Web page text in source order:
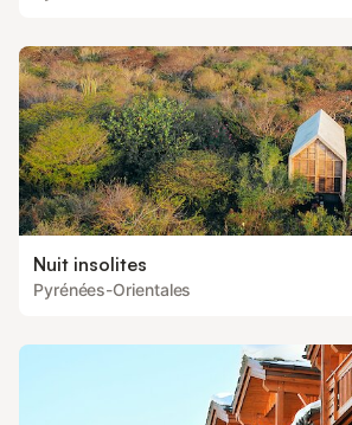
Nuit insolites
Pyrénées-Orientales